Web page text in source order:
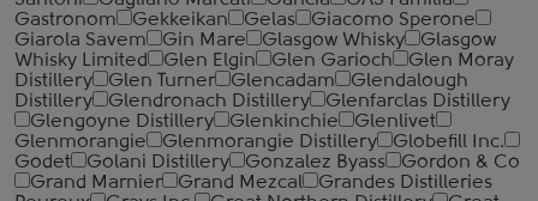
Gastronom
Gekkeikan Gelas
Giacomo Sperone
Giarola Savem
Gin Mare Glasgow Whisky
Glasgow
Whisky Limited
Glen Elgin Glen Garioch
Glen Moray
Distillery
Glen Turner Glencadam
Glendalough
Distillery
Glendronach Distillery
Glenfarclas Distillery
Glengoyne Distillery
Glenkinchie
Glenlivet
Glenmorangie
Glenmorangie Distillery
Globefill Inc.
Godet
Golani Distillery Gonzalez Byass
Gordon & Co
Grand Marnier
Grand Mezcal
Grandes Distilleries